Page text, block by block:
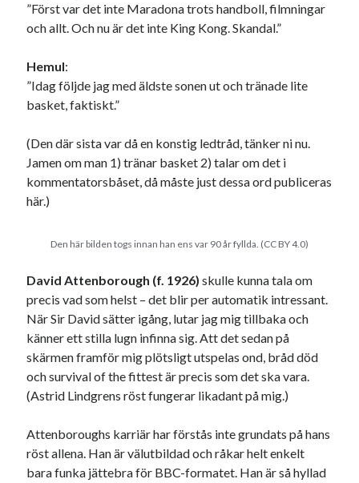
”Först var det inte Maradona trots handboll, filmningar
och allt. Och nu är det inte King Kong. Skandal.”
Hemul:
”Idag följde jag med äldste sonen ut och tränade lite
basket, faktiskt.”
(Den där sista var då en konstig ledtråd, tänker ni nu.
Jamen om man 1) tränar basket 2) talar om det i
kommentatorsbåset, då måste just dessa ord publiceras
här.)
Den här bilden togs innan han ens var 90 år fyllda. (CC BY 4.0)
David Attenborough (f. 1926) skulle kunna tala om
precis vad som helst – det blir per automatik intressant.
När Sir David sätter igång, lutar jag mig tillbaka och
känner ett stilla lugn infinna sig. Att det sedan på
skärmen framför mig plötsligt utspelas ond, bråd död
och survival of the fittest är precis som det ska vara.
(Astrid Lindgrens röst fungerar likadant på mig.)
Attenboroughs karriär har förstås inte grundats på hans
röst allena. Han är välutbildad och råkar helt enkelt
bara funka jättebra för BBC-formatet. Han är så hyllad